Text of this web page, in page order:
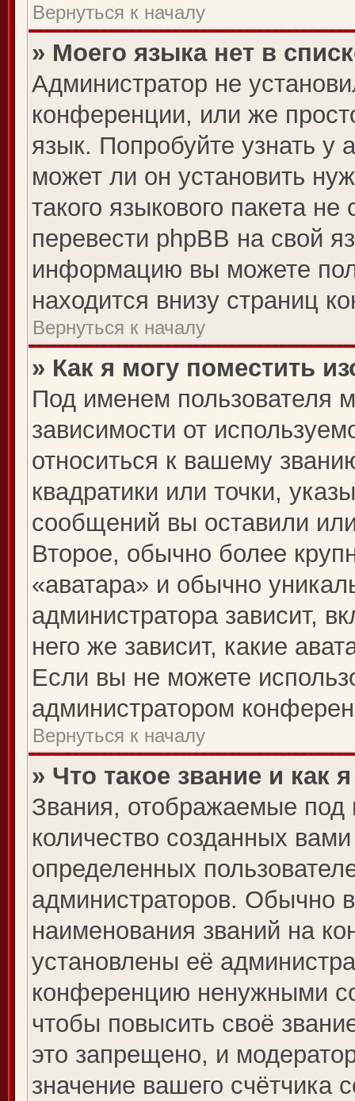
Вернуться к началу
» Моего языка нет в
Администратор не
конференции, или же
язык. Попробуйте узнать у
может ли он установить
такого языкового пакета
перевести phpBB на свой
информацию вы можете
находится внизу страниц
Вернуться к началу
» Как я могу поместить
Под именем пользователя
зависимости от
относиться к вашему
квадратики или точки,
сообщений вы оставили
Второе, обычно более
«аватара» и обычно
администратора зависит,
него же зависит, какие
Если вы не можете
администратором
Вернуться к началу
» Что такое звание и как
Звания, отображаемые
количество созданных
определенных
администраторов. Обычно
наименования званий на
установлены её
конференцию ненужными
чтобы повысить своё
это запрещено, и
значение вашего счётчика